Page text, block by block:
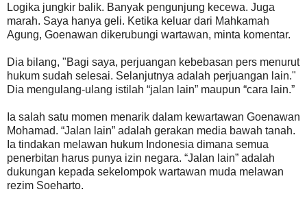
Logika jungkir balik. Banyak pengunjung kecewa. Juga
marah. Saya hanya geli. Ketika keluar dari Mahkamah
Agung, Goenawan dikerubungi wartawan, minta komentar.
Dia bilang, "Bagi saya, perjuangan kebebasan pers menurut
hukum sudah selesai. Selanjutnya adalah perjuangan lain."
Dia mengulang-ulang istilah “jalan lain” maupun “cara lain.”
Ia salah satu momen menarik dalam kewartawan Goenawan
Mohamad. “Jalan lain” adalah gerakan media bawah tanah.
Ia tindakan melawan hukum Indonesia dimana semua
penerbitan harus punya izin negara. “Jalan lain” adalah
dukungan kepada sekelompok wartawan muda melawan
rezim Soeharto.